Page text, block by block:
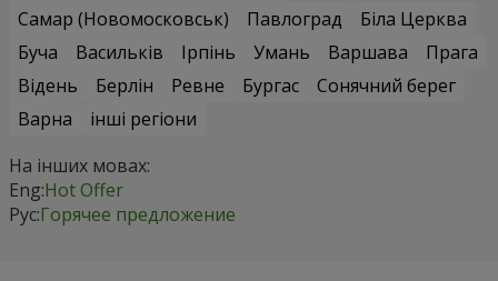
Самар (Новомосковськ)
Павлоград
Біла Церква
Буча
Васильків Ірпінь Умань Варшава
Прага
Відень
Берлін Ревне Бургас
Сонячний берег
Варна
інші регіони
На інших мовах:
Eng:Hot Offer
Рус:Горячее предложение